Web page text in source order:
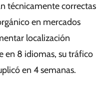
técnicamente correctas
en mercados
localización
en 8 idiomas, su tráfico
en 4 semanas.